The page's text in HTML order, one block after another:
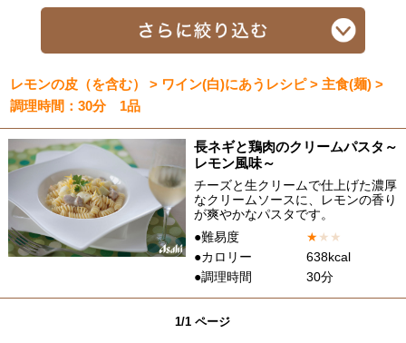
レモンの皮（を含む） > ワイン(白)にあうレシピ > 主食(麺) >
調理時間：30分 1品
長ネギと鶏肉のクリームパスタ～
レモン風味～
チーズと生クリームで仕上げた濃厚
なクリームソースに、レモンの香り
が爽やかなパスタです。
●難易度
★★ ★
●カロリー
638kcal
●調理時間
30分
1/1 ページ